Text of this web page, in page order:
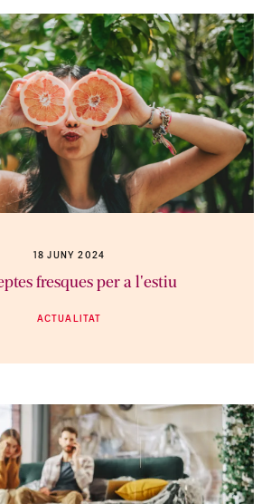
18 JUNY 2024
fresques per a l'estiu
ACTUALITAT